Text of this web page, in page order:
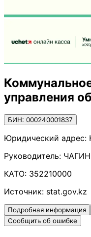
управления
БИН: 000240001837
Юридический адрес:
Руководитель:
КАТО: 352210000
Источник: stat.gov.kz
Подробная информация
Сообщить об ошибке